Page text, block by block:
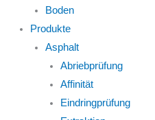
Boden
Produkte
Asphalt
Abriebprüfung
Affinität
Eindringprüfung